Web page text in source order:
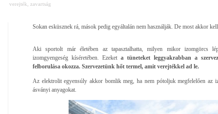
verejték zavartság
Sokan esküsznek rá, mások pedig egyáltalán nem használják. De most akkor
Aki sportolt már életében az tapasztalhatta, milyen mikor izomgörcs
izomgyengeség kíséretében. Ezeket a tüneteket leggyakrabban a
felborulása okozza. Szervezetünk hőt termel, amit verejtékkel ad le.
Az elektrolit egyensúly akkor bomlik meg, ha nem pótoljuk megfelelően az
ásványi anyagokat.